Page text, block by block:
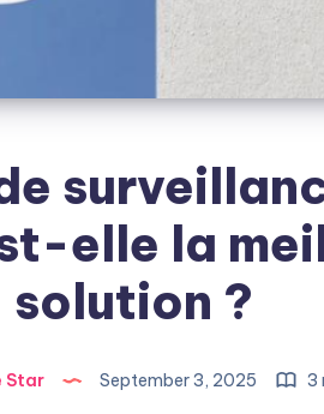
elle la
solution ?
Star September 3, 2025 3